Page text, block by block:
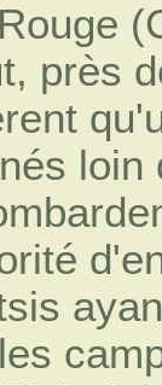
près
loin